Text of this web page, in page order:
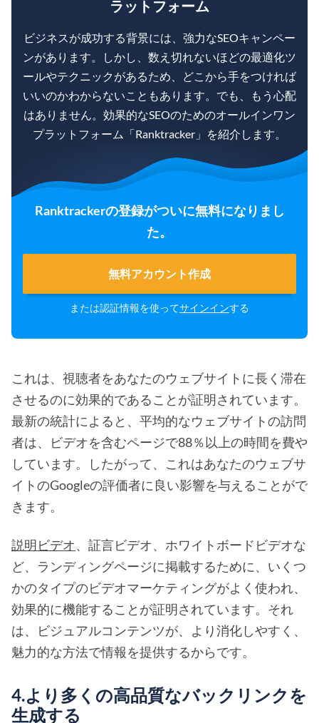
ラットフォーム
ビジネスが成功する背景には、強力なSEOキャンペー
ンがあります。しかし、数え切れないほどの最適化ツ
ールやテクニックがあるため、どこから手をつければ
いいのかわからないこともあります。でも、もう心配
はありません。効果的なSEOのためのオールインワン
プラットフォーム「Ranktracker」を紹介します。
Ranktrackerの登録がついに無料になりまし
た。
無料アカウント作成
または認証情報を使ってサインインする
これは、視聴者をあなたのウェブサイトに長く滞在
させるのに効果的であることが証明されています。
最新の統計によると、平均的なウェブサイトの訪問
者は、ビデオを含むページで88％以上の時間を費や
しています。したがって、これはあなたのウェブサ
イトのGoogleの評価者に良い影響を与えることがで
きます。
説明ビデオ、証言ビデオ、ホワイトボードビデオな
ど、ランディングページに掲載するために、いくつ
かのタイプのビデオマーケティングがよく使われ、
効果的に機能することが証明されています。それ
は、ビジュアルコンテンツが、より消化しやすく、
魅力的な方法で情報を提供するからです。
4.より多くの高品質なバックリンクを
生成する